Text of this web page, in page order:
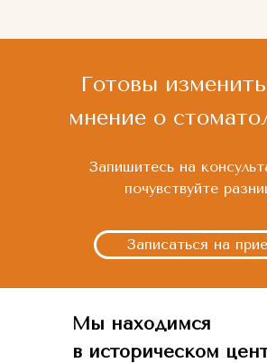
Готовы
мнение о
Запишитесь на
почувствуйте
Записаться на
Мы находимся
в историческом